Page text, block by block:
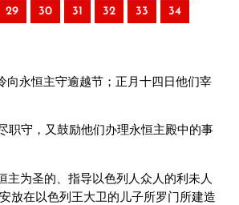
29 30 31 32 33 34
向永恒主守逾越节；正月十四日他们宰
职守，又鼓励他们办理永恒主殿中的事
主为圣的、指导以色列人众人的利未人
放在以色列王大卫的儿子所罗门所建造